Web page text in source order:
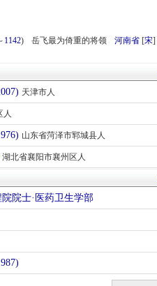
1142) 岳飞最为倚重的将领 河南省[宋]
天津市人
人
山东省菏泽市郓城县人
湖北省襄阳市襄州区人
院士·医药卫生学部